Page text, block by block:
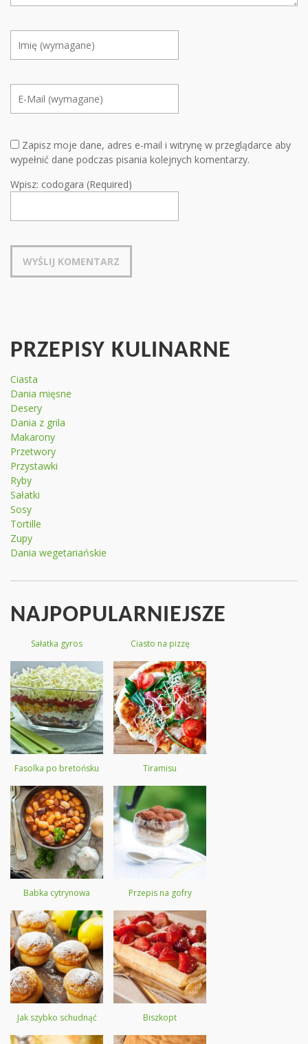
Zapisz moje dane, adres e-mail i witrynę w przeglądarce aby
wypełnić dane podczas pisania kolejnych komentarzy.
Wpisz: codogara (Required)
PRZEPISY KULINARNE
Ciasta
Dania mięsne
Desery
Dania z grila
Makarony
Przetwory
Przystawki
Ryby
Sałatki
Sosy
Tortille
Zupy
Dania wegetariańskie
NAJPOPULARNIEJSZE
Sałatka gyros Ciasto na pizzę
Fasolka po bretońsku Tiramisu
Babka cytrynowa Przepis na gofry
Jak szybko schudnąć Biszkopt